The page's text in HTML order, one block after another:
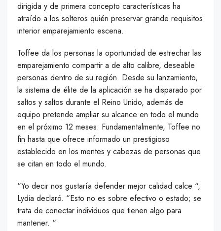
dirigida y de primera concepto características ha
atraído a los solteros quién preservar grande requisitos
interior emparejamiento escena.
Toffee da los personas la oportunidad de estrechar las
emparejamiento compartir a de alto calibre, deseable
personas dentro de su región. Desde su lanzamiento,
la sistema de élite de la aplicación se ha disparado por
saltos y saltos durante el Reino Unido, además de
equipo pretende ampliar su alcance en todo el mundo
en el próximo 12 meses. Fundamentalmente, Toffee no
fin hasta que ofrece informado un prestigioso
establecido en los mentes y cabezas de personas que
se citan en todo el mundo.
“Yo decir nos gustaría defender mejor calidad calce “,
Lydia declaró. “Esto no es sobre efectivo o estado; se
trata de conectar individuos que tienen algo para
mantener. “